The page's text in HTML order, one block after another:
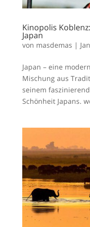
Kinopolis
Japan
von masdemas |
Japan – eine
Mischung aus
seinem
Schönheit Japans.